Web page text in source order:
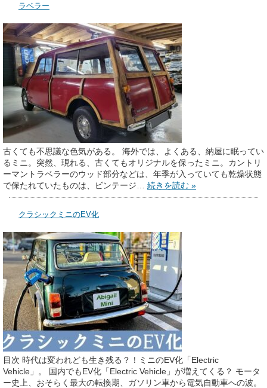
ラベラー
古くても不思議な色気がある。 海外では、よくある、納屋に眠ってい
るミニ。突然、現れる、古くてもオリジナルを保ったミニ。カントリ
ーマントラベラーのウッド部分などは、年季が入っていても乾燥状態
で保たれていたものは、ビンテージ… 続きを読む »
クラシックミニのEV化
目次 時代は変われども生き残る？！ミニのEV化「Electric
Vehicle」。 国内でもEV化「Electric Vehicle」が増えてくる？ モータ
ー史上、おそらく最大の転換期、ガソリン車から電気自動車への波。